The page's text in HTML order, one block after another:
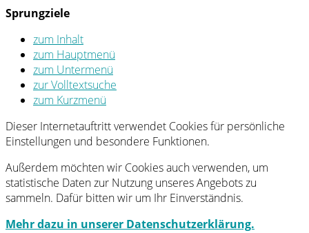
Sprungziele
zum Inhalt
zum Hauptmenü
zum Untermenü
zur Volltextsuche
zum Kurzmenü
Dieser Internetauftritt verwendet Cookies für persönliche
Einstellungen und besondere Funktionen.
Außerdem möchten wir Cookies auch verwenden, um
statistische Daten zur Nutzung unseres Angebots zu
sammeln. Dafür bitten wir um Ihr Einverständnis.
Mehr dazu in unserer Datenschutzerklärung.